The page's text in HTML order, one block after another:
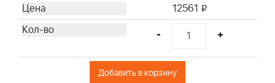
12561 i
- +
Добавить в корзину